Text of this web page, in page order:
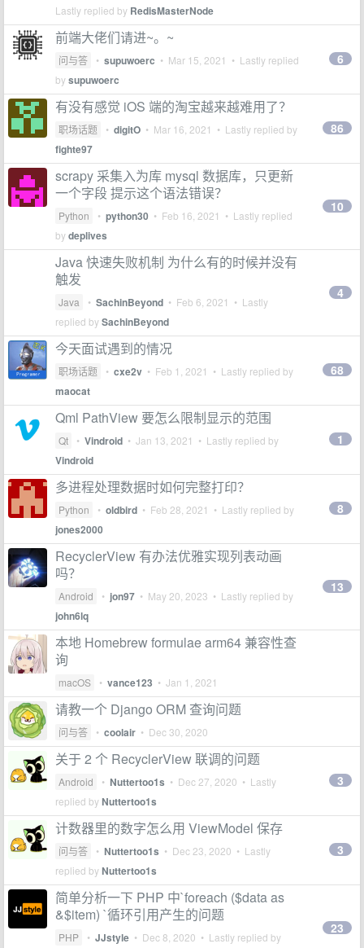
Lastly replied by RedisMasterNode
前端大佬们请进~。~
问与答 • supuwoerc • Mar 15, 2021 • Lastly replied
bysupuwoerc
6
有没有感觉 iOS 端的淘宝越来越难用了？
职场话题 • digitO • Mar 16, 2021 • Lastly replied by
fighte97
86
scrapy 采集入为库 mysql 数据库，只更新
一个字段 提示这个语法错误？
Python • python30 • Feb 16, 2021 • Lastly replied
bydeplives
10
Java 快速失败机制 为什么有的时候并没有
触发
Java • SachinBeyond • Feb 6, 2021 • Lastly
replied bySachinBeyond
4
今天面试遇到的情况
职场话题 • cxe2v • Feb 1, 2021 • Lastly replied by
maocat
68
Qml PathView 要怎么限制显示的范围
Qt • Vindroid • Jan 13, 2021 • Lastly replied by
Vindroid
1
多进程处理数据时如何完整打印？
Python • oldbird • Feb 28, 2021 • Lastly replied by
jones2000
8
RecyclerView 有办法优雅实现列表动画
吗？
Android • jon97 • May 20, 2023 • Lastly replied by
john6lq
13
本地 Homebrew formulae arm64 兼容性查
询
macOS • vance123 • Jan 1, 2021
请教一个 Django ORM 查询问题
问与答 • coolair • Dec 30, 2020
关于 2 个 RecyclerView 联调的问题
Android • Nuttertoo1s • Dec 27, 2020 • Lastly
replied byNuttertoo1s
3
计数器里的数字怎么用 ViewModel 保存
问与答 • Nuttertoo1s • Dec 23, 2020 • Lastly
replied byNuttertoo1s
3
简单分析一下 PHP 中`foreach ($data as
&$item) `循环引用产生的问题
PHP • JJstyle • Dec 8, 2020 • Lastly replied by
23